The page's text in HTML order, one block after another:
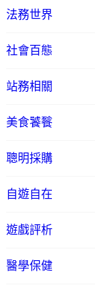
法務世界
社會百態
站務相關
美食饕餮
聰明採購
自遊自在
遊戲評析
醫學保健